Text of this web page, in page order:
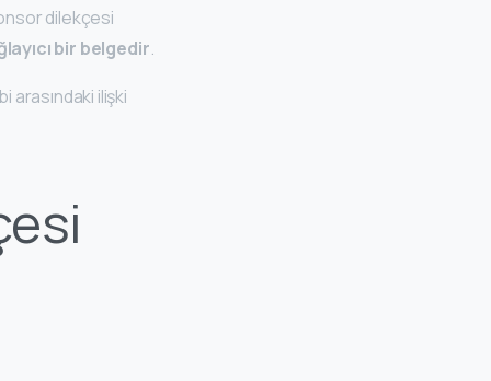
dilekçesi
bir belgedir.
ilişki